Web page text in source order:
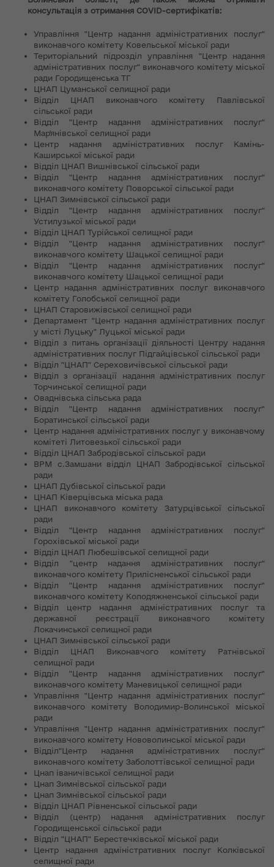
консультація з отримання COVID-сертифікатів:
Управління "Центр надання адміністративних послуг"
виконавчого комітету Ковельської міської ради
Територіальний підрозділ управління "Центр надання
адміністративних послуг" виконавчого комітету міської
ради Городищенська ТГ
ЦНАП Цуманської селищної ради
Відділ ЦНАП виконавчого комітету Павлівської
сільської ради
Відділ "Центр надання адміністративних послуг"
Мар'янівської селищної ради
Центр надання адміністративних послуг Камінь-
Каширської міської ради
Відділ ЦНАП Вишнівської сільської ради
Відділ "Центр надання адміністративних послуг"
виконавчого комітету Поворської сільської ради
ЦНАП Зимнівської сільської ради
Відділ "Центр надання адміністративних послуг"
Устилузької міської ради
Відділ ЦНАП Турійської селищної ради
Відділ "Центр надання адміністративних послуг"
виконавчого комітету Шацької селищної ради
Відділ "Центр надання адміністративних послуг"
виконавчого комітету Шацької селищної ради
Центр надання адміністративних послуг виконавчого
комітету Голобської селищної ради
ЦНАП Старовижівської селищної ради
Департамент "Центр надання адміністративних послуг
у місті Луцьку" Луцької міської ради
Відділ з питань організації діяльності Центру надання
адміністративних послуг Підгайцівської сільської ради
Відділ "ЦНАП" Сереховичівської сільської ради
Відділ з організації надання адміністративних послуг
Торчинської селищної ради
Оваднівська сільська рада
Відділ "Центр надання адміністративних послуг"
Боратинської сільської ради
Центр надання адміністративних послуг у виконавчому
комітеті Литовезької сільської ради
Відділ ЦНАП Забродівської сільської ради
ВРМ с.Замшани відділ ЦНАП Забродівської сільської
ради
ЦНАП Дубівської сільської ради
ЦНАП Ківерцівська міська рада
ЦНАП виконавчого комітету Затурцівської сільської
ради
Відділ "Центр надання адміністративних послуг"
Горохівської міської ради
Відділ ЦНАП Любешівської селищної ради
Відділ "центр надання адміністративних послуг"
виконавчого комітету Прилісненської сільської ради
Відділ "Центр надання адміністративних послуг"
виконавчого комітету Колодяжненської сільської ради
Відділ центр надання адміністративних послуг та
державної реєстрації виконавчого комітету
Локачинської селищної ради
ЦНАП Зимнівської сільської ради
Відділ ЦНАП Виконавчого комітету Ратнівської
селищної ради
Відділ "Центр надання адміністративних послуг"
виконавчого комітету Маневицької селищної ради
Управління "Центр надання адміністративних послуг"
виконавчого комітету Володимир-Волинської міської
ради
Управління "Центр надання адміністративних послуг"
виконавчого комітету Нововолинської міської ради
Відділ"Центр надання адміністративних послуг"
виконавчого комітету Заболоттівської селищної ради
Цнап іваничівської селищної ради
Цнап Зимнівської сільської ради
Цнап Зимнівської сільської ради
Відділ ЦНАП Рівненської сільської ради
Відділ (центр) надання адміністративних послуг
Городищенської сільської ради
Відділ "ЦНАП" Берестечківської міської ради
Центр надання адміністративних послуг Колківської
селищної ради